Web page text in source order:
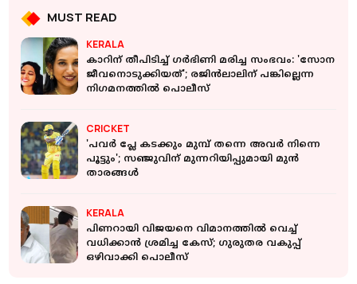
MUST READ
KERALA
കാറിന് തീപിടിച്ച് ഗർഭിണി മരിച്ച സംഭവം: 'സോന
ജീവനൊടുക്കിയത്'; രജിന്‍ലാലിന് പങ്കില്ലെന്ന
നിഗമനത്തില്‍ പൊലീസ്
CRICKET
'പവര്‍ പ്ലേ കടക്കും മുമ്പ് തന്നെ അവർ നിന്നെ
പൂട്ടും'; സഞ്ജുവിന് മുന്നറിയിപ്പുമായി മുൻ
താരങ്ങൾ
KERALA
പിണറായി വിജയനെ വിമാനത്തില്‍ വെച്ച്
വധിക്കാന്‍ ശ്രമിച്ച കേസ്; ഗുരുതര വകുപ്പ്
ഒഴിവാക്കി പൊലീസ്